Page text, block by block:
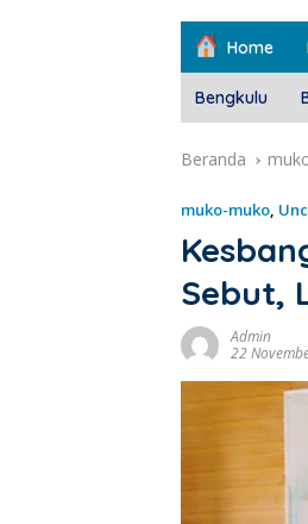
Home
Bengkulu
Beranda
muko-muko,
Sebut,
Admin
22